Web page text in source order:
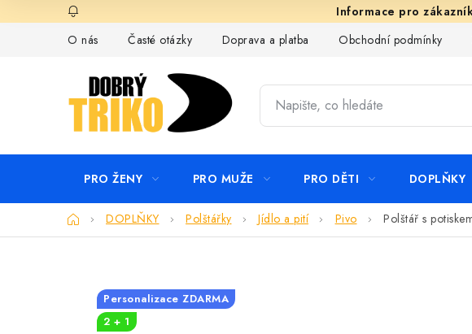
na
O nás
Časté otázky Doprava a platba Obchodní podmínky
PRO ŽENY PRO MUŽE PRO DĚTI DOPLŇKY
DomůDOPLŇKY Polštářky Jídlo a pití Pivo Polštář s
Personalizace ZDARMA
2 + 1